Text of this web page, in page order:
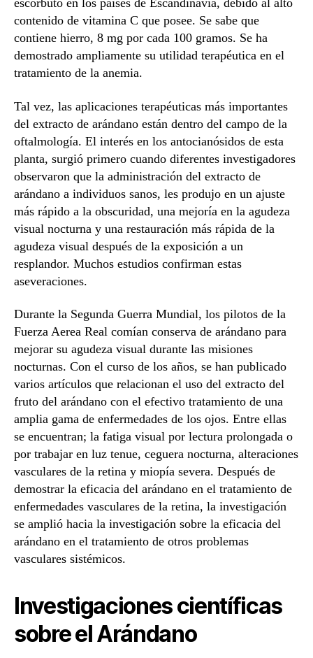
escorbuto en los países de Escandinavia, debido al alto
contenido de vitamina C que posee. Se sabe que
contiene hierro, 8 mg por cada 100 gramos. Se ha
demostrado ampliamente su utilidad terapéutica en el
tratamiento de la anemia.
Tal vez, las aplicaciones terapéuticas más importantes
del extracto de arándano están dentro del campo de la
oftalmología. El interés en los antocianósidos de esta
planta, surgió primero cuando diferentes investigadores
observaron que la administración del extracto de
arándano a individuos sanos, les produjo en un ajuste
más rápido a la obscuridad, una mejoría en la agudeza
visual nocturna y una restauración más rápida de la
agudeza visual después de la exposición a un
resplandor. Muchos estudios confirman estas
aseveraciones.
Durante la Segunda Guerra Mundial, los pilotos de la
Fuerza Aerea Real comían conserva de arándano para
mejorar su agudeza visual durante las misiones
nocturnas. Con el curso de los años, se han publicado
varios artículos que relacionan el uso del extracto del
fruto del arándano con el efectivo tratamiento de una
amplia gama de enfermedades de los ojos. Entre ellas
se encuentran; la fatiga visual por lectura prolongada o
por trabajar en luz tenue, ceguera nocturna, alteraciones
vasculares de la retina y miopía severa. Después de
demostrar la eficacia del arándano en el tratamiento de
enfermedades vasculares de la retina, la investigación
se amplió hacia la investigación sobre la eficacia del
arándano en el tratamiento de otros problemas
vasculares sistémicos.
Investigaciones científicas
sobre el Arándano